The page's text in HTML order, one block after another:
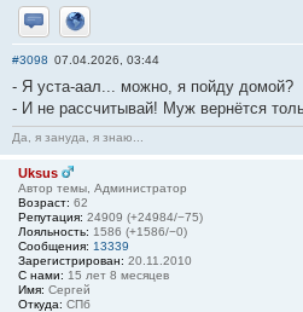
Отправить личное сообщение
Сайт
#3098 07.04.2026, 03:44
- Я уста-аал... можно, я пойду домой?
- И не рассчитывай! Муж вернётся
Да, я зануда, я знаю...
Uksus
Автор темы, Администратор
Возраст: 62
Репутация: 24909 (+24984/−75)
Лояльность: 1586 (+1586/−0)
Сообщения: 13339
Зарегистрирован: 20.11.2010
С нами: 15 лет 8 месяцев
Имя: Сергей
Откуда: СПб